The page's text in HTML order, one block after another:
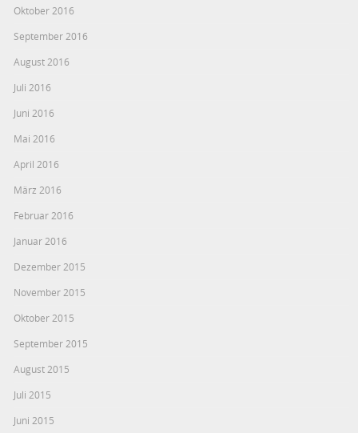
Oktober 2016
September 2016
August 2016
Juli 2016
Juni 2016
Mai 2016
April 2016
März 2016
Februar 2016
Januar 2016
Dezember 2015
November 2015
Oktober 2015
September 2015
August 2015
Juli 2015
Juni 2015